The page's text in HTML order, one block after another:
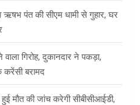
पंत की सीएम धामी से गुहार, घर
गिरोह, दुकानदार ने पकड़ा,
बरामद
हुई मौत की जांच करेगी सीबीसीआईडी,